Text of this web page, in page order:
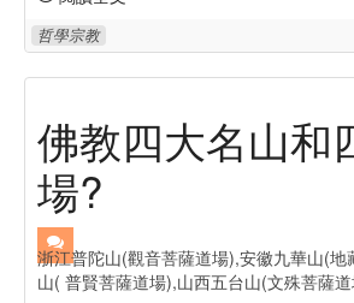
哲學宗教
佛教四大名山和
場?
浙江普陀山(觀音菩薩道場),安徽九華山(地
山( 普賢菩薩道場),山西五台山(文殊菩薩道